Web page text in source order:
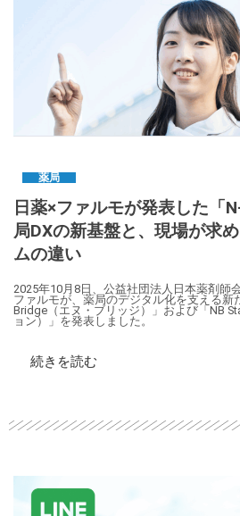
薬局
日薬×ファルモが発表した「
局DXの新基盤と、現場が求
ムの違い
2025年10月8日、公益社団法人日本薬剤師
ファルモが、薬局のデジタル化を支える新
Bridge（エヌ・ブリッジ）」および「NB
ョン）」を発表しました。
続きを読む